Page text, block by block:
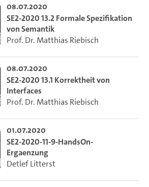
08.07.2020
SE2-2020 13.2 Formale Spezifikation
von Semantik
Prof. Dr. Matthias Riebisch
08.07.2020
SE2-2020 13.1 Korrektheit von
Interfaces
Prof. Dr. Matthias Riebisch
01.07.2020
SE2-2020-11-9-HandsOn-
Ergaenzung
Detlef Litterst